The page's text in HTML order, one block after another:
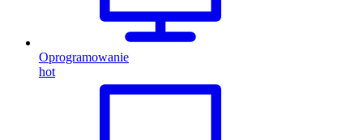
Oprogramowanie
hot